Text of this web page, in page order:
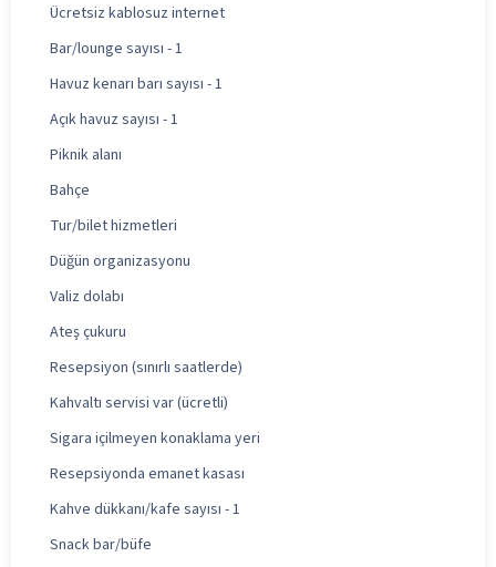
Ücretsiz kablosuz internet
Bar/lounge sayısı - 1
Havuz kenarı barı sayısı - 1
Açık havuz sayısı - 1
Piknik alanı
Bahçe
Tur/bilet hizmetleri
Düğün organizasyonu
Valiz dolabı
Ateş çukuru
Resepsiyon (sınırlı saatlerde)
Kahvaltı servisi var (ücretli)
Sigara içilmeyen konaklama yeri
Resepsiyonda emanet kasası
Kahve dükkanı/kafe sayısı - 1
Snack bar/büfe